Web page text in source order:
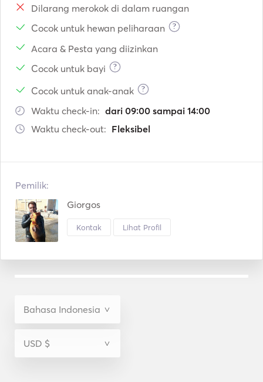
Dilarang merokok di dalam ruangan
Cocok untuk hewan peliharaan
?
Acara & Pesta yang diizinkan
Cocok untuk bayi
?
Cocok untuk anak-anak ?
Waktu check-in: dari 09:00 sampai 14:00
Waktu check-out: Fleksibel
Pemilik:
Giorgos
Kontak Lihat Profil